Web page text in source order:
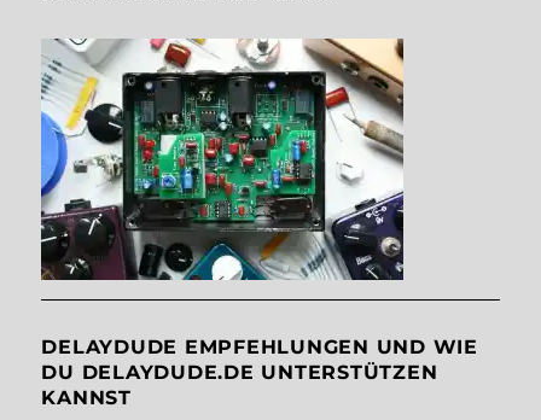
DELAYDUDE EMPFEHLUNGEN UND WIE
DU DELAYDUDE.DE UNTERSTÜTZEN
KANNST